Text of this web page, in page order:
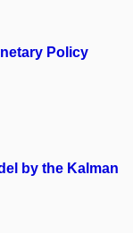
Policy
by the Kalman